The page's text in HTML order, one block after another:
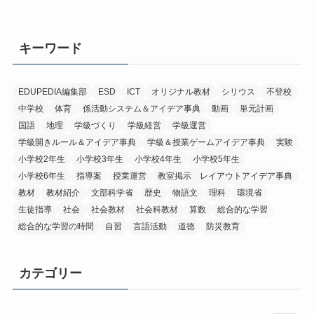
キーワード
EDUPEDIA編集部 ESD ICT オリジナル教材 シリウス
不登校
中学校
体育 係活動システム＆アイデア事典 動画
単元計画
国語
地理 学級づくり 学級経営
学級運営
学級開きルール＆アイデア事典
学級＆授業ゲームアイデア事典
実験
小学校2年生
小学校3年生 小学校4年生
小学校5年生
小学校6年生
指導案 授業運営
教室掲示 レイアウトアイデア事典
教材
教材紹介 文部科学省 歴史 物語文 理科
環境省
生徒指導
社会 社会教材 社会科教材 算数
総合的な学習
総合的な学習の時間
自習 言語活動 道徳 防災教育
カテゴリー